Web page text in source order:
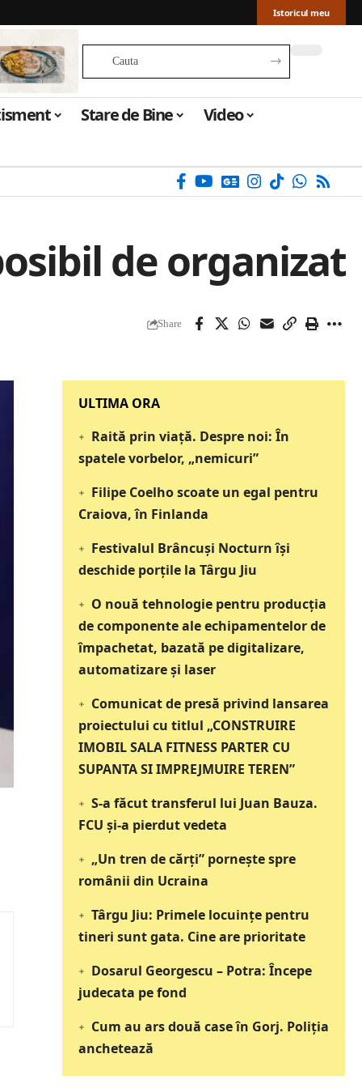
Istoricul meu
Stare de Bine
Video
de organizat
Share
‎‎‎‎‎‎‎ULTIMA ORA
Raită prin viață. Despre noi: În
spatele vorbelor, „nemicuri”
Filipe Coelho scoate un egal pentru
Craiova, în Finlanda
Festivalul Brâncuși Nocturn își
deschide porțile la Târgu Jiu
O nouă tehnologie pentru producția
de componente ale echipamentelor de
împachetat, bazată pe digitalizare,
automatizare și laser
Comunicat de presă privind lansarea
proiectului cu titlul „CONSTRUIRE
IMOBIL SALA FITNESS PARTER CU
SUPANTA SI IMPREJMUIRE TEREN”
S-a făcut transferul lui Juan Bauza.
FCU și-a pierdut vedeta
„Un tren de cărți” pornește spre
românii din Ucraina
Târgu Jiu: Primele locuințe pentru
tineri sunt gata. Cine are prioritate
Dosarul Georgescu – Potra: Începe
judecata pe fond
Cum au ars două case în Gorj. Poliția
anchetează